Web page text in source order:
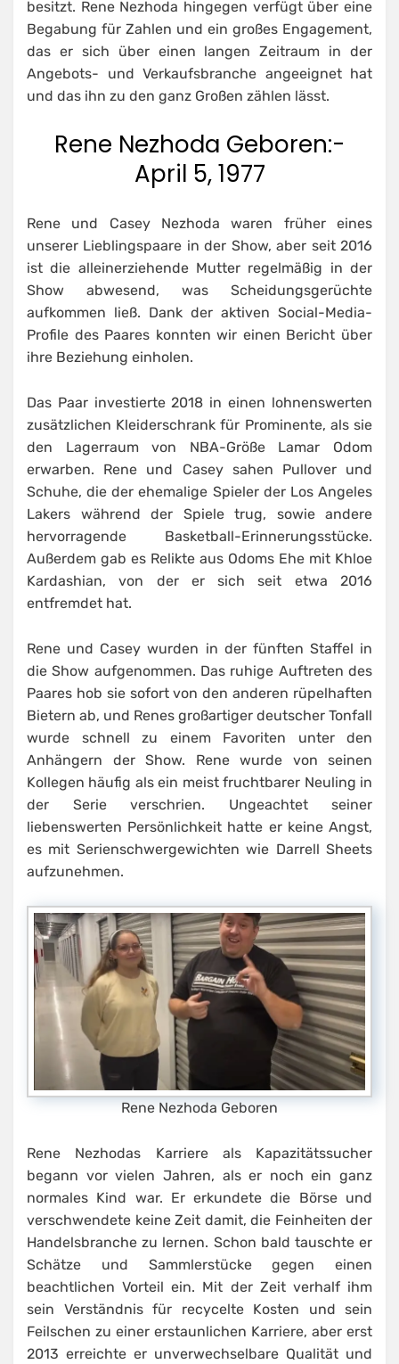
besitzt. Rene Nezhoda hingegen verfügt über eine
Begabung für Zahlen und ein großes Engagement,
das er sich über einen langen Zeitraum in der
Angebots- und Verkaufsbranche angeeignet hat
und das ihn zu den ganz Großen zählen lässt.
Rene Nezhoda Geboren:-
April 5, 1977
Rene und Casey Nezhoda waren früher eines
unserer Lieblingspaare in der Show, aber seit 2016
ist die alleinerziehende Mutter regelmäßig in der
Show abwesend, was Scheidungsgerüchte
aufkommen ließ. Dank der aktiven Social-Media-
Profile des Paares konnten wir einen Bericht über
ihre Beziehung einholen.
Das Paar investierte 2018 in einen lohnenswerten
zusätzlichen Kleiderschrank für Prominente, als sie
den Lagerraum von NBA-Größe Lamar Odom
erwarben. Rene und Casey sahen Pullover und
Schuhe, die der ehemalige Spieler der Los Angeles
Lakers während der Spiele trug, sowie andere
hervorragende Basketball-Erinnerungsstücke.
Außerdem gab es Relikte aus Odoms Ehe mit Khloe
Kardashian, von der er sich seit etwa 2016
entfremdet hat.
Rene und Casey wurden in der fünften Staffel in
die Show aufgenommen. Das ruhige Auftreten des
Paares hob sie sofort von den anderen rüpelhaften
Bietern ab, und Renes großartiger deutscher Tonfall
wurde schnell zu einem Favoriten unter den
Anhängern der Show. Rene wurde von seinen
Kollegen häufig als ein meist fruchtbarer Neuling in
der Serie verschrien. Ungeachtet seiner
liebenswerten Persönlichkeit hatte er keine Angst,
es mit Serienschwergewichten wie Darrell Sheets
aufzunehmen.
Rene Nezhoda Geboren
Rene Nezhodas Karriere als Kapazitätssucher
begann vor vielen Jahren, als er noch ein ganz
normales Kind war. Er erkundete die Börse und
verschwendete keine Zeit damit, die Feinheiten der
Handelsbranche zu lernen. Schon bald tauschte er
Schätze und Sammlerstücke gegen einen
beachtlichen Vorteil ein. Mit der Zeit verhalf ihm
sein Verständnis für recycelte Kosten und sein
Feilschen zu einer erstaunlichen Karriere, aber erst
2013 erreichte er unverwechselbare Qualität und